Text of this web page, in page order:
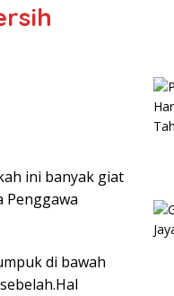
ini banyak giat
Penggawa
di bawah